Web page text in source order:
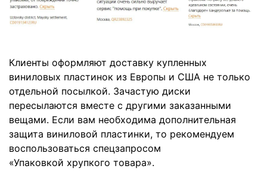
Клиенты оформляют доставку купленных
виниловых пластинок из Европы и США не только
отдельной посылкой. Зачастую диски
пересылаются вместе с другими заказанными
вещами. Если вам необходима дополнительная
защита виниловой пластинки, то рекомендуем
воспользоваться спецзапросом
«Упаковкой хрупкого товара».